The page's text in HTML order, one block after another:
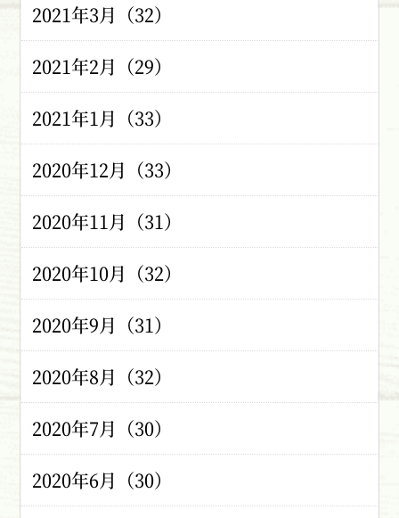
2021年3月（32）
2021年2月（29）
2021年1月（33）
2020年12月（33）
2020年11月（31）
2020年10月（32）
2020年9月（31）
2020年8月（32）
2020年7月（30）
2020年6月（30）